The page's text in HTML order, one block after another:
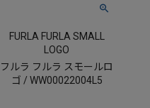
FURLA FURLA SMALL
LOGO
フルラ フルラ スモールロ
ゴ / WW00022004L5